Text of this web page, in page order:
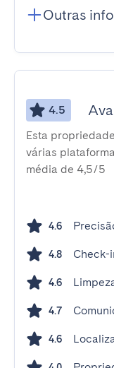
Outras
4.5
Esta
várias
média de 4,5/5
4.6
4.8 Check-
4.6
4.7
4.6